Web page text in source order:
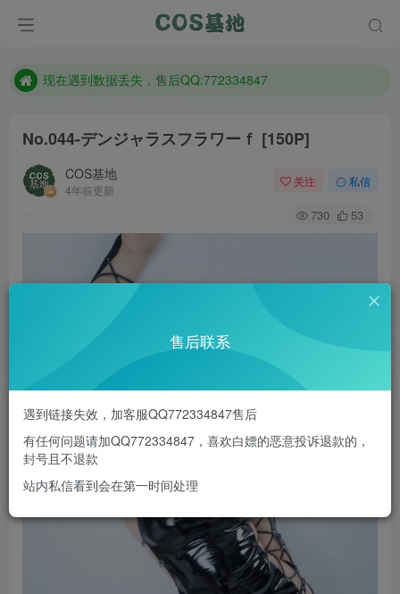
现在遇到数据丢失，售后QQ:772334847
防失联：百度搜索《趣画刊》，实时查看最新站点。
No.044-デンジャラスフラワーｆ [150P]
COS基地
4年前更新
关注 私信
730 53
售后联系
遇到链接失效，加客服QQ772334847售后
有任何问题请加QQ772334847，喜欢白嫖的恶意投诉退款的，
封号且不退款
站内私信看到会在第一时间处理